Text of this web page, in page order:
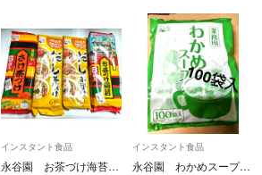
インスタント食品
永谷園 お茶づけ海苔 さけ茶漬け だし茶漬け インスタント食品
インスタント食品
永谷園 わかめスープ 業務用 インスタント食品 まとめ売り